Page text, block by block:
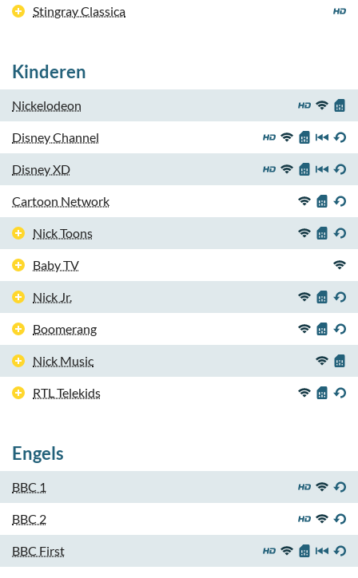
Stingray Classica
Kinderen
Nickelodeon
Disney Channel
Disney XD
Cartoon Network
Nick Toons
Baby TV
Nick Jr.
Boomerang
Nick Music
RTL Telekids
Engels
BBC 1
BBC 2
BBC First